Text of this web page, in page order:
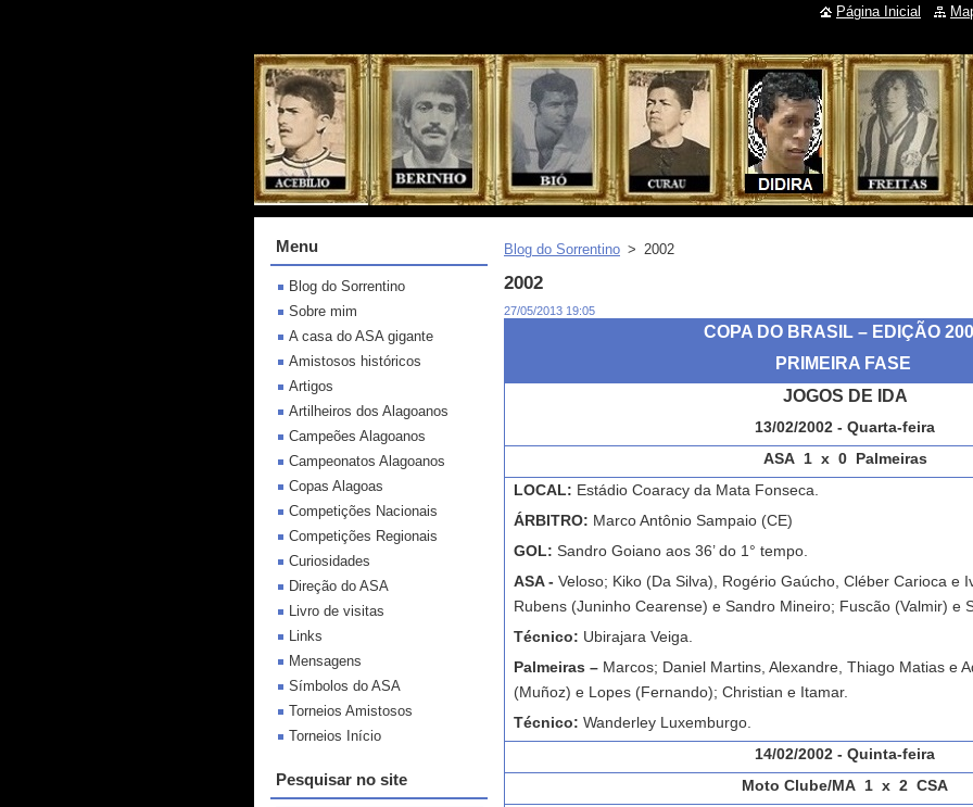
Blog do Sorrentino > 2002
2002
27/05/2013 19:05
COPA DO BRASIL – EDIÇÃO
PRIMEIRA FASE
JOGOS DE IDA
13/02/2002 - Quarta-feira
ASA 1 x 0 Palmeiras
LOCAL: Estádio Coaracy da Mata Fonseca.
ÁRBITRO: Marco Antônio Sampaio (CE)
GOL: Sandro Goiano aos 36’ do 1° tempo.
ASA - Veloso; Kiko (Da Silva), Rogério Gaúcho, Cléber Carioca e
Rubens (Juninho Cearense) e Sandro Mineiro; Fuscão (Valmir) e
Técnico: Ubirajara Veiga.
Palmeiras – Marcos; Daniel Martins, Alexandre, Thiago Matias e
(Muñoz) e Lopes (Fernando); Christian e Itamar.
Técnico: Wanderley Luxemburgo.
14/02/2002 - Quinta-feira
Moto Clube/MA 1 x 2 CSA
Menu
Blog do Sorrentino
Sobre mim
A casa do ASA gigante
Amistosos históricos
Artigos
Artilheiros dos Alagoanos
Campeões Alagoanos
Campeonatos Alagoanos
Copas Alagoas
Competições Nacionais
Competições Regionais
Curiosidades
Direção do ASA
Livro de visitas
Links
Mensagens
Símbolos do ASA
Torneios Amistosos
Torneios Início
Pesquisar no site
Página Inicial